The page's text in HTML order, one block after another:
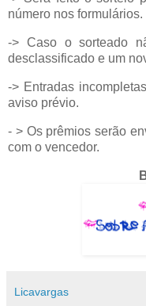
número nos formulários.
-> Caso o sorteado
desclassificado e um
-> Entradas
aviso prévio.
- > Os prêmios serão
com o vencedor.
Licavargas